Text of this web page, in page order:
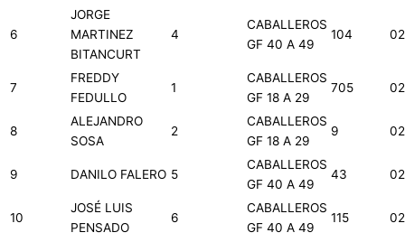
6
JORGE
MARTINEZ
BITANCURT
4
CABALLEROS
GF 40 A 49
104
7
FREDDY
FEDULLO
1
CABALLEROS
GF 18 A 29
705
8
ALEJANDRO
SOSA
2
CABALLEROS
GF 18 A 29
9
9 DANILO FALERO 5
CABALLEROS
GF 40 A 49
43
10
JOSÉ LUIS
PENSADO
6
CABALLEROS
GF 40 A 49
115